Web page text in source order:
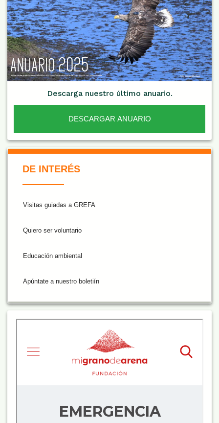
Descarga nuestro último anuario.
DESCARGAR ANUARIO
De Interés NARANJA
DE INTERÉS
Visitas guiadas a GREFA
Quiero ser voluntario
Educación ambiental
Apúntate a nuestro boletiín